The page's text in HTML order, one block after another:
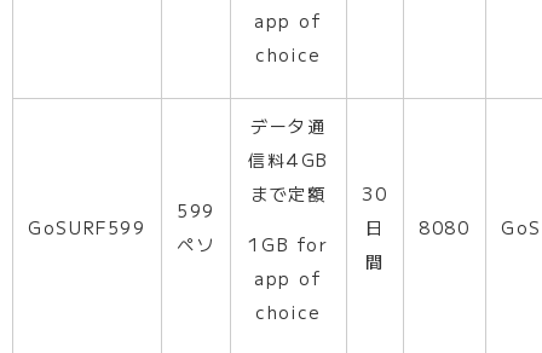
app of
choice
GoSURF599
599
ペソ
データ通
信料4GB
まで定額
1GB for
app of
choice
30
日
間
8080